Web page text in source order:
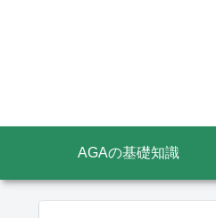
AGAの基礎知識